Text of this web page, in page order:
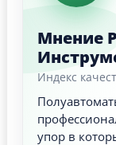
Мнение
Индекс
упор в